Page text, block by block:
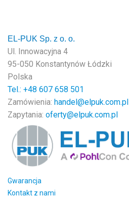
EL-PUK Sp. z o. o.
Ul. Innowacyjna 4
95-050 Konstantynów Łódzki
Polska
Tel.: +48 607 658 501
Zamówienia: handel@elpuk.com.pl
Zapytania: oferty@elpuk.com.pl
Gwarancja
Kontakt z nami